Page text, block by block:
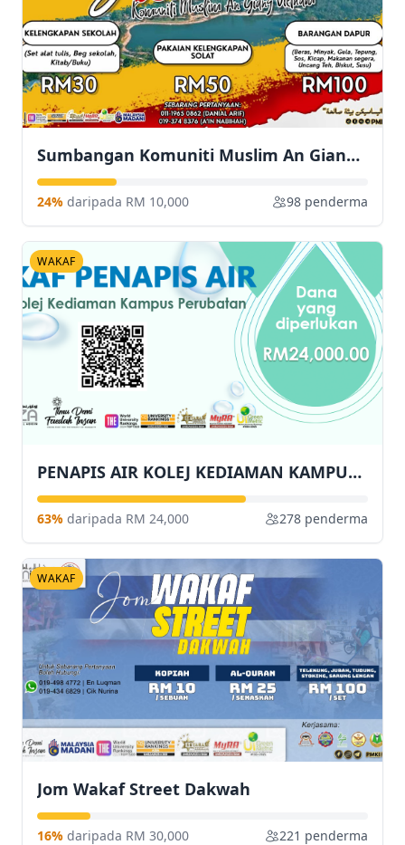
Sumbangan Komuniti Muslim An Giang Vietnam
24% daripada RM 10,000 98 penderma
WAKAF
PENAPIS AIR KOLEJ KEDIAMAN KAMPUS PERUBATAN
63% daripada RM 24,000 278 penderma
WAKAF
Jom Wakaf Street Dakwah
16% daripada RM 30,000 221 penderma